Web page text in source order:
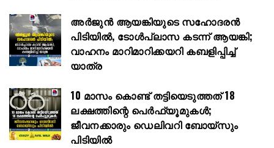
അർജുൻ ആയങ്കിയുടെ സഹോദരൻ
പിടിയിൽ, ടോൾപ്ലാസ കടന്ന് ആയങ്കി;
വാഹനം മാറിമാറിക്കയറി കബളിപ്പിച്ച്
യാത്ര
10 മാസം കൊണ്ട് തട്ടിയെടുത്തത് 18
ലക്ഷത്തിന്റെ പെർഫ്യൂമുകൾ;
ജീവനക്കാരും ഡെലിവറി ബോയ്സും
പിടിയിൽ